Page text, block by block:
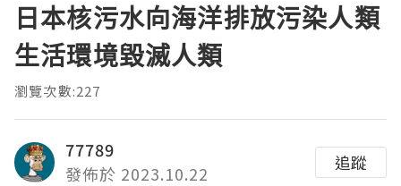
日本核污水向海洋排放污染人類
生活環境毀滅人類
瀏覽次數:227
77789
發佈於 2023.10.22
追蹤